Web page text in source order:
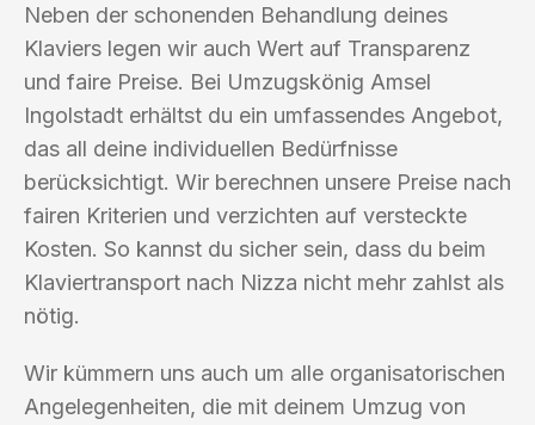
Neben der schonenden Behandlung deines
Klaviers legen wir auch Wert auf Transparenz
und faire Preise. Bei Umzugskönig Amsel
Ingolstadt erhältst du ein umfassendes Angebot,
das all deine individuellen Bedürfnisse
berücksichtigt. Wir berechnen unsere Preise nach
fairen Kriterien und verzichten auf versteckte
Kosten. So kannst du sicher sein, dass du beim
Klaviertransport nach Nizza nicht mehr zahlst als
nötig.
Wir kümmern uns auch um alle organisatorischen
Angelegenheiten, die mit deinem Umzug von